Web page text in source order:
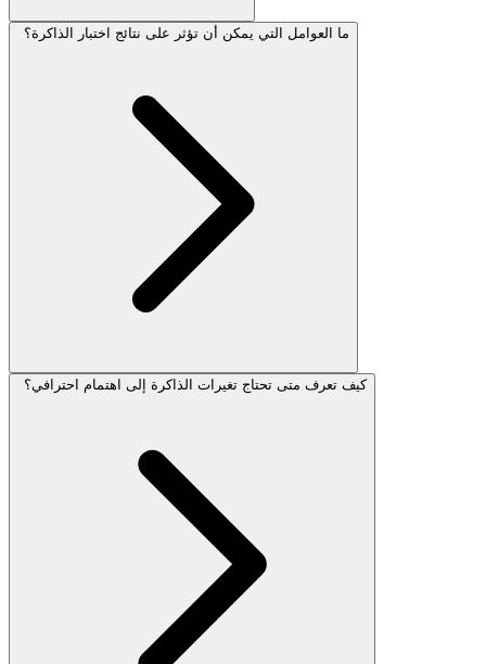
ما العوامل التي يمكن أن تؤثر على نتائج اختبار الذاكرة؟
كيف تعرف متى تحتاج تغيرات الذاكرة إلى اهتمام احترافي؟